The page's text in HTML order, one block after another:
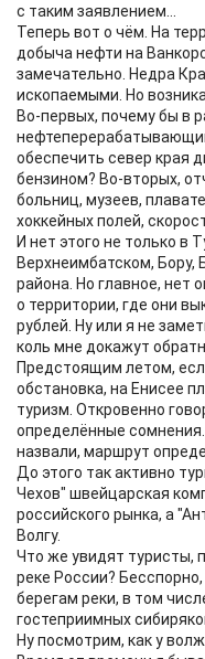
с таким заявлением...
Теперь вот о чём. На
добыча нефти на
замечательно. Недра
ископаемыми. Но
Во-первых, почему бы в
обеспечить север края
бензином? Во-вторых,
больниц, музеев,
хоккейных полей,
И нет этого не только в
Верхнеимбатском, Бору,
района. Но главное, нет
о территории, где они
рублей. Ну или я не
коль мне докажут
Предстоящим летом,
обстановка, на Енисее
туризм. Откровенно
определённые
назвали, маршрут
До этого так активно
Чехов" швейцарская
российского рынка, а
Волгу.
Что же увидят туристы,
реке России?
берегам реки, в том
гостеприимных
Ну посмотрим, как у